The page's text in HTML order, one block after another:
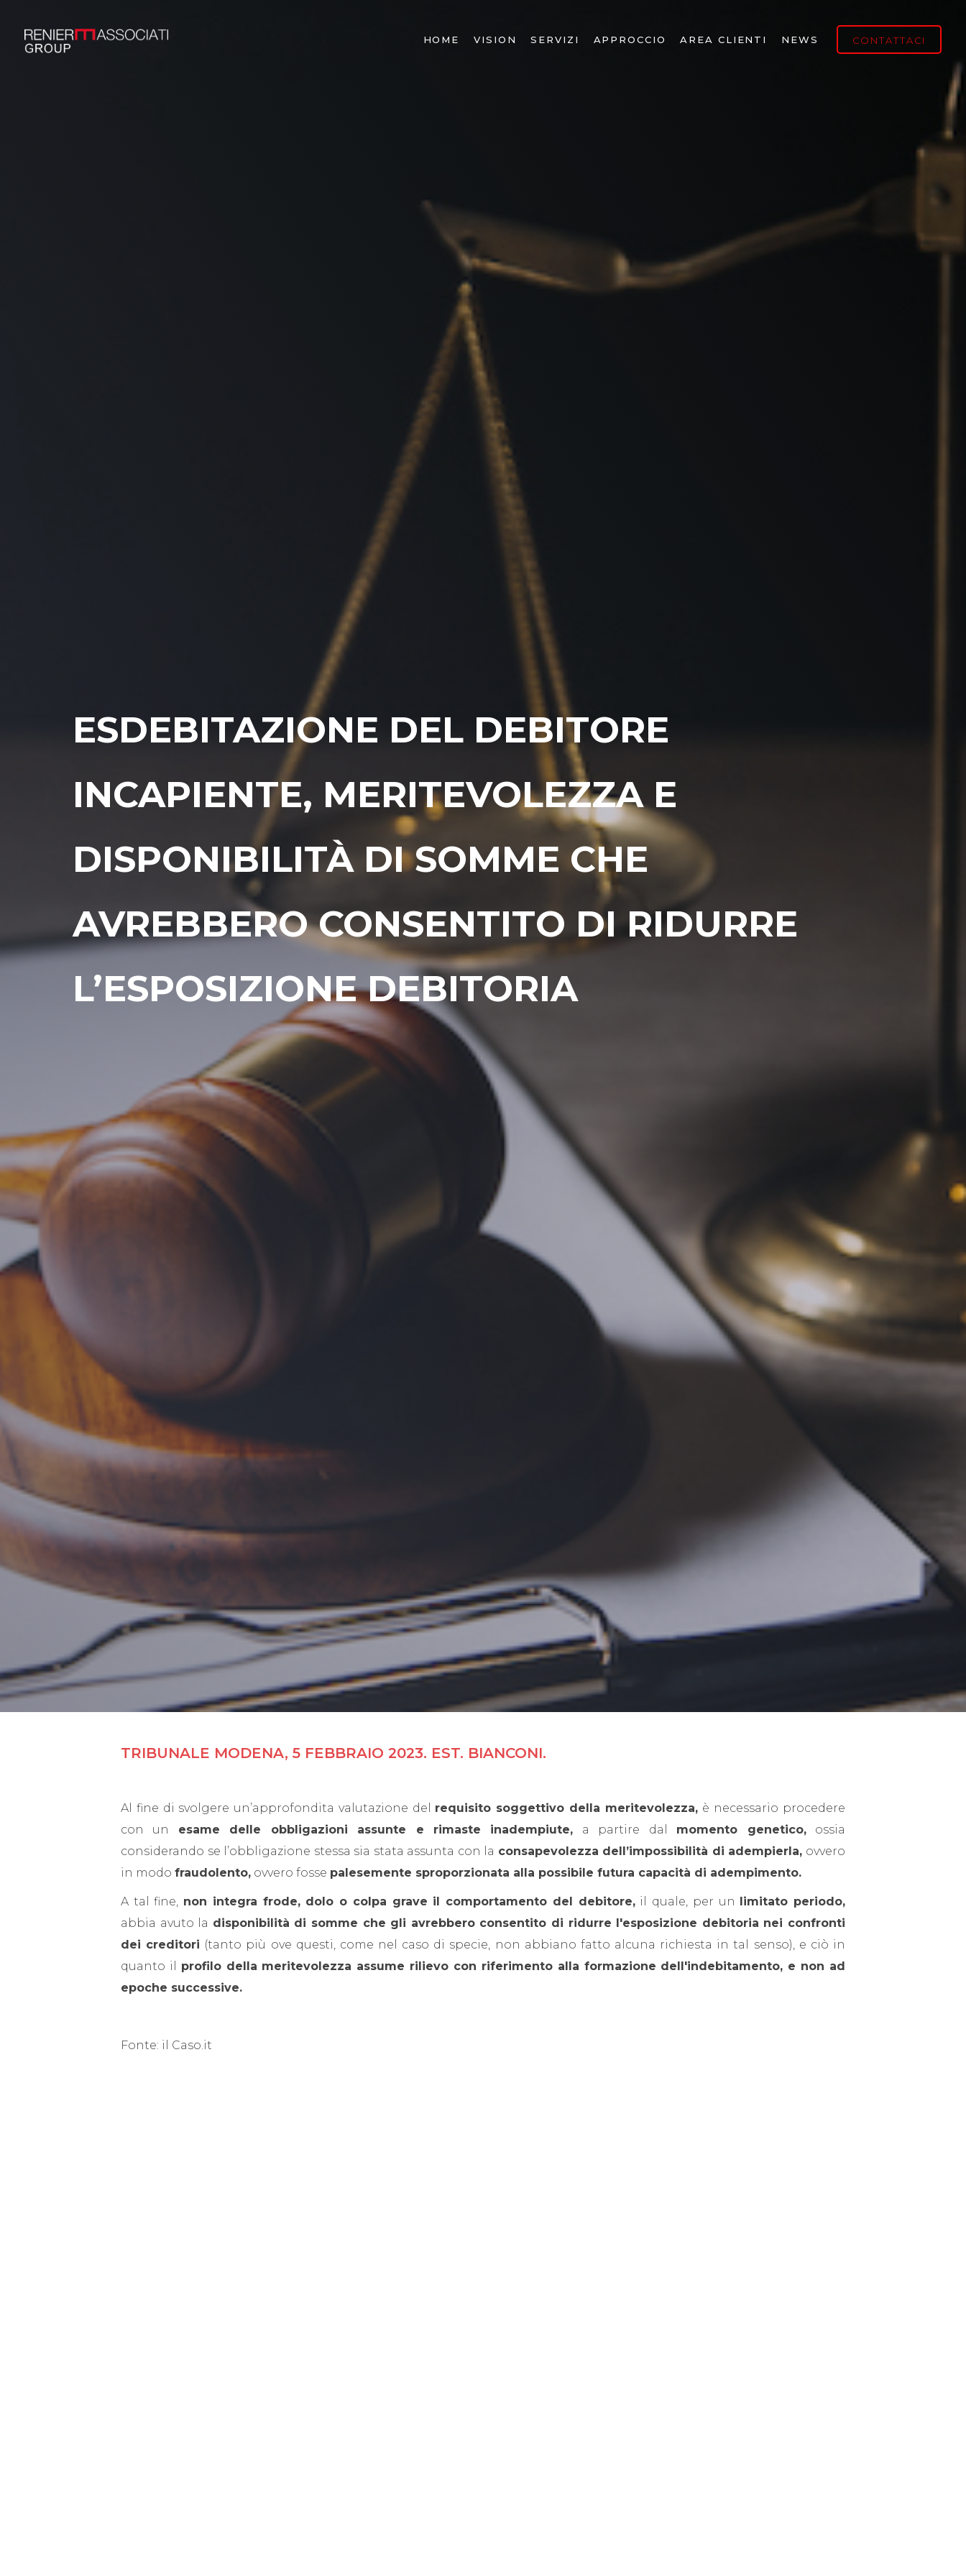
HOME VISION SERVIZI APPROCCIO AREA CLIENTI NEWS CONTATTACI
ESDEBITAZIONE DEL DEBITORE
INCAPIENTE, MERITEVOLEZZA E
DISPONIBILITÀ DI SOMME CHE
AVREBBERO CONSENTITO DI RIDURRE
L’ESPOSIZIONE DEBITORIA
TRIBUNALE MODENA, 5 FEBBRAIO 2023. EST. BIANCONI.
Al fine di svolgere un’approfondita valutazione del requisito soggettivo della meritevolezza, è necessario procedere
con un esame delle obbligazioni assunte e rimaste inadempiute, a partire dal momento genetico,ossia
considerando se l’obbligazione stessa sia stata assunta con la consapevolezza dell’impossibilità di adempierla, ovvero
in modo fraudolento, ovvero fosse palesemente sproporzionata alla possibile futura capacità di adempimento.
A tal fine, non integra frode, dolo o colpa grave il comportamento del debitore,il quale, per un limitato periodo,
abbia avuto la disponibilità di somme che gli avrebbero consentito di ridurre l'esposizione debitoria nei confronti
dei creditori (tanto più ove questi, come nel caso di specie, non abbiano fatto alcuna richiesta in tal senso), e ciò in
quanto il profilo della meritevolezza assume rilievo con riferimento alla formazione dell'indebitamento, e non ad
epoche successive.
Fonte: il Caso.it